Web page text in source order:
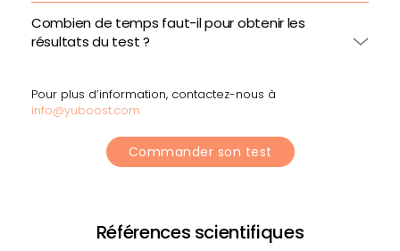
Combien de temps faut-il pour obtenir les
résultats du test ?
Pour plus d’information, contactez-nous à
info@yuboost.com
Commander son test
Références scientifiques